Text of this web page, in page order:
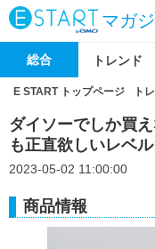
マガ
総合 トレンド
E START トップページ ト
ダイソーでしか買
も正直欲しいレベ
2023-05-02 11:00:00
商品情報